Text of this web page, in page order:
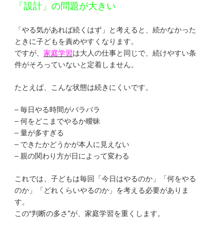
「設計」の問題が大きい
「やる気があれば続くはず」と考えると、続かなかった
ときに子どもを責めやすくなります。
ですが、 家庭学習は大人の仕事と同じで、続けやすい条
件がそろっていないと定着しません。
たとえば、こんな状態は続きにくいです。
– 毎日やる時間がバラバラ
– 何をどこまでやるか曖昧
– 量が多すぎる
– できたかどうかが本人に見えない
– 親の関わり方が日によって変わる
これでは、子どもは毎回「今日はやるのか」「何をやる
のか」「どれくらいやるのか」を考える必要がありま
す。
この“判断の多さ”が、家庭学習を重くします。